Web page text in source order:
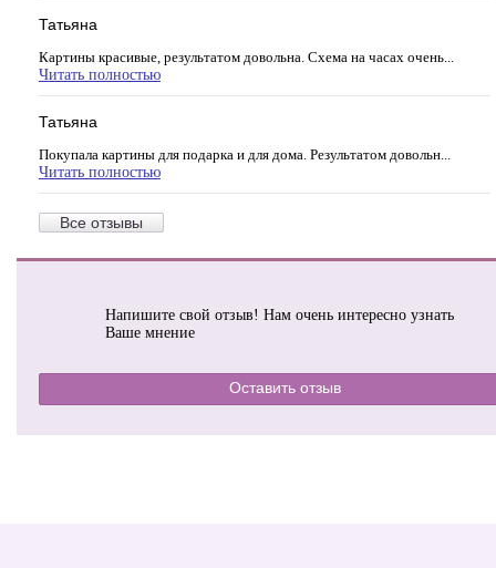
Татьяна
Картины красивые, результатом довольна. Схема на часах очень...
Читать полностью
Татьяна
Покупала картины для подарка и для дома. Результатом довольн...
Читать полностью
Все отзывы
Напишите свой отзыв! Нам очень интересно узнать
Ваше мнение
Оставить отзыв